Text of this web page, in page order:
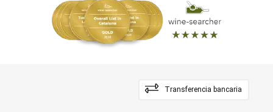
Transferencia bancaria